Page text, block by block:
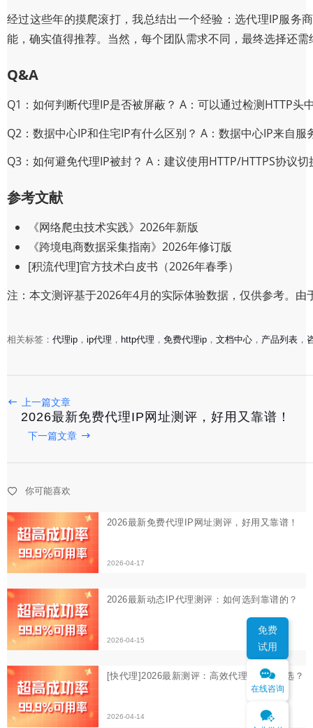
经过这些年的摸爬滚打，我总结出一个经验：选代理IP服务
能，确实值得推荐。当然，每个团队需求不同，最终选择还
Q&A
Q1：如何判断代理IP是否被屏蔽？ A：可以通过检测HTTP
Q2：数据中心IP和住宅IP有什么区别？ A：数据中心IP来自
Q3：如何避免代理IP被封？ A：建议使用HTTP/HTTPS协议
参考文献
《网络爬虫技术实践》2026年新版
《跨境电商数据采集指南》2026年修订版
[积流代理]官方技术白皮书（2026年春季）
注：本文测评基于2026年4月的实际体验数据，仅供参考。
相关标签： 代理ip ， ip代理 ， http代理 ， 免费代理ip ， 文档中心 ， 产品列表 ，
上一篇文章
2026最新免费代理IP网址测评，好用又靠谱！
下一篇文章
你可能喜欢
2026最新免费代理IP网址测评，好用又靠谱！
2026最新动态IP代理测评：如何选到靠谱的？
免费
试用
在线咨询